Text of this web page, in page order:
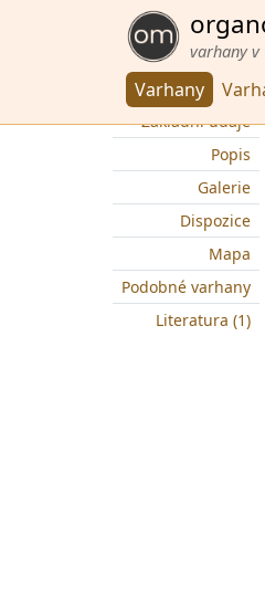
varhany v
Varhany
Základní údaje
Popis
Galerie
Dispozice
Mapa
Podobné varhany
Literatura (1)